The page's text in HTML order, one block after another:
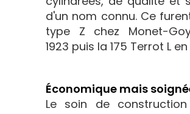
d'un nom connu. Ce
type Z chez Monet-
1923 puis la 175 Terrot L en
Économique mais
Le soin de